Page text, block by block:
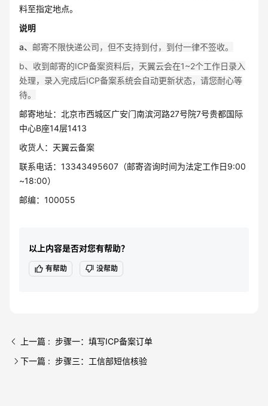
料至指定地点。
说明
a、 邮寄不限快递公司，但不支持到付，到付一律不签收。
b、收到邮寄的ICP备案资料后，天翼云会在1~2个工作日录入
处理，录入完成后ICP备案系统会自动更新状态，请您耐心等
待。
邮寄地址：北京市西城区广安门南滨河路27号院7号贵都国际
中心B座14层1413
收货人：天翼云备案
联系电话：13343495607（邮寄咨询时间为法定工作日9:00
~18:00）
邮编：100055
以上内容是否对您有帮助？
有帮助 没帮助
上一篇 : 步骤一：填写ICP备案订单
下一篇 : 步骤三：工信部短信核验